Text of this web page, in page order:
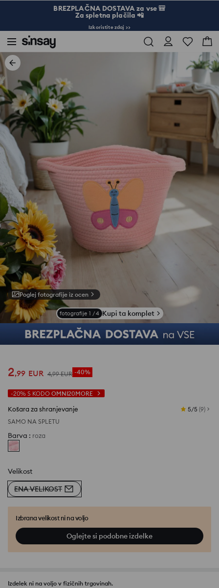
BREZPLAČNA DOSTAVA za vse 🎒
Za spletna plačila 📲
Izkoristite zdaj >>
Poglej fotografije iz ocen
fotografije 1 /4 Kupi ta komplet
2,99 EUR 4,99 EUR -40%
-20% S KODO OMNI20MORE
Košara za shranjevanje 5/5 (9)
SAMO NA SPLETU
Barva : roza
Velikost
ENA VELIKOST
Izbrana velikost ni na voljo
Oglejte si podobne izdelke
Izdelek ni na voljo v fizičnih trgovinah.